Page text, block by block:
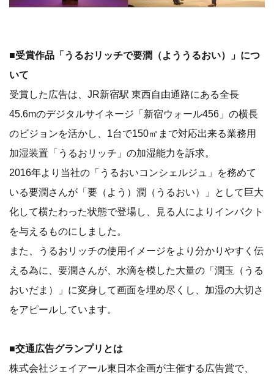
■受賞作品「うるおリッチで要潤（よううるおい）」につ
いて
受賞した広告は、JR新宿駅 東西自由通路にある全長
45.6mのデジタルサイネージ「新宿ウォール456」の横長
のビジョンを活かし、1台で150㎡まで対応出来る業務用
加湿装置「うるおリッチ」の加湿能力を訴求。
2016年より当社の「うるおいコンシェルジュ」を務めて
いる要潤さんが「要（よう）潤（うるおい）」として巨大
化して横たわった状態で登場し、見る人によりインパクト
を与えるものにしました。
また、うるおリッチの使用イメージをより分かりやすく伝
える為に、要潤さんが、水滴を模した大量の「潤玉（うる
おいだま）」に変身して画面を埋め尽くし、加湿の大切さ
をアピールしています。
■交通広告グランプリとは
株式会社ジェイアール東日本企画が主催する広告賞で、